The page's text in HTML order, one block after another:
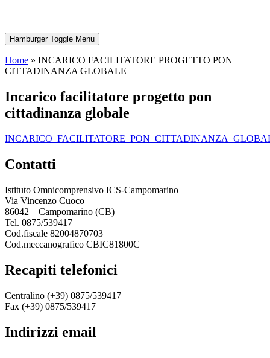
Hamburger Toggle Menu
Home » INCARICO FACILITATORE PROGETTO PON
CITTADINANZA GLOBALE
incarico facilitatore progetto pon
cittadinanza globale
contatti
Istituto Omnicomprensivo ICS-Campomarino
Via Vincenzo Cuoco
86042 – Campomarino (CB)
Tel. 0875/539417
Cod.fiscale 82004870703
Cod.meccanografico CBIC81800C
recapiti telefonici
Centralino (+39) 0875/539417
Fax (+39) 0875/539417
indirizzi email